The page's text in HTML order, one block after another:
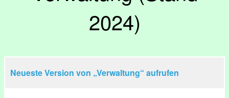
2024)
Neueste Version von „Verwaltung“ aufrufen